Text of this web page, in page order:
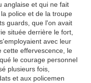
anglaise et qui ne fait
police et de la troupe
guards, que l'on avait
située derrière le fort,
avec leur
cette effervescence, le
le courage personnel
plusieurs fois,
et aux policemen